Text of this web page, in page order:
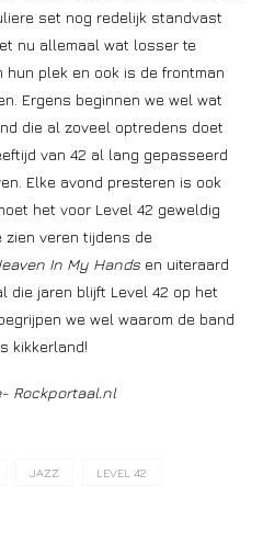
set nog redelijk standvast
nu allemaal wat losser te
hun plek en ook is de frontman
Ergens beginnen we wel wat
die al zoveel optredens doet
van 42 al lang gepasseerd
Elke avond presteren is ook
het voor Level 42 geweldig
zien veren tijdens de
In My Hands en uiteraard
die jaren blijft Level 42 op het
we wel waarom de band
kikkerland!
Rockportaal.nl
JAZZ LEVEL 42